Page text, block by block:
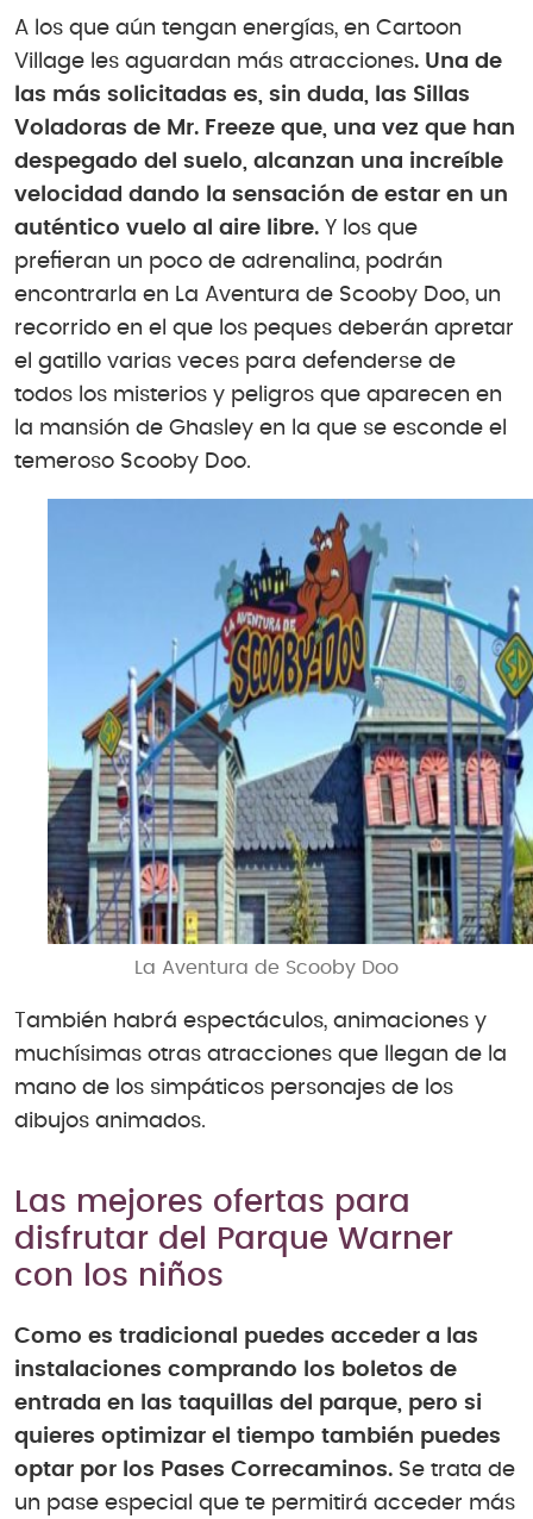
A los que aún tengan energías, en Cartoon
Village les aguardan más atracciones. Una de
las más solicitadas es, sin duda, las Sillas
Voladoras de Mr. Freeze que, una vez que han
despegado del suelo, alcanzan una increíble
velocidad dando la sensación de estar en un
auténtico vuelo al aire libre. Y los que
prefieran un poco de adrenalina, podrán
encontrarla en La Aventura de Scooby Doo, un
recorrido en el que los peques deberán apretar
el gatillo varias veces para defenderse de
todos los misterios y peligros que aparecen en
la mansión de Ghasley en la que se esconde el
temeroso Scooby Doo.
La Aventura de Scooby Doo
También habrá espectáculos, animaciones y
muchísimas otras atracciones que llegan de la
mano de los simpáticos personajes de los
dibujos animados.
Las mejores ofertas para
disfrutar del Parque Warner
con los niños
Como es tradicional puedes acceder a las
instalaciones comprando los boletos de
entrada en las taquillas del parque, pero si
quieres optimizar el tiempo también puedes
optar por los Pases Correcaminos. Se trata de
un pase especial que te permitirá acceder más